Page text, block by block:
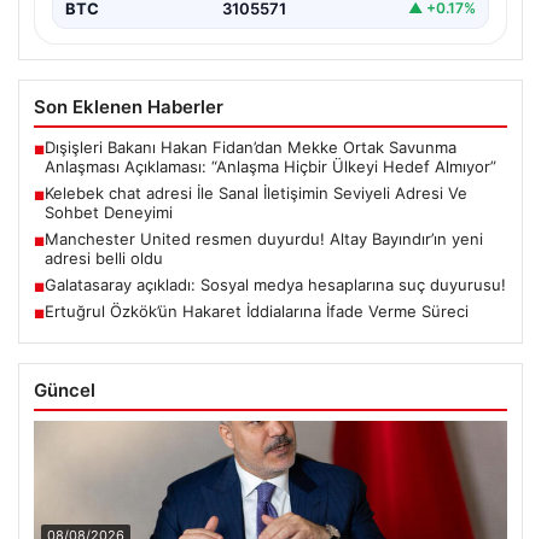
BTC 3105571 ▲ +0.17%
Son Eklenen Haberler
■Dışişleri Bakanı Hakan Fidan’dan Mekke Ortak Savunma
Anlaşması Açıklaması: “Anlaşma Hiçbir Ülkeyi Hedef Almıyor”
■Kelebek chat adresi İle Sanal İletişimin Seviyeli Adresi Ve
Sohbet Deneyimi
■Manchester United resmen duyurdu! Altay Bayındır’ın yeni
adresi belli oldu
■Galatasaray açıkladı: Sosyal medya hesaplarına suç duyurusu!
■Ertuğrul Özkök’ün Hakaret İddialarına İfade Verme Süreci
Güncel
08/08/2026